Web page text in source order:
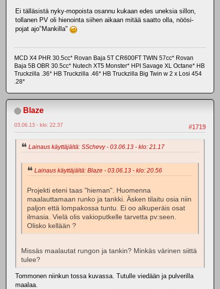
Ei tälläsistä nyky-mopoista osannu kukaan edes uneksia sillon,
tollanen PV oli hienointa siihen aikaan mitää saatto olla, nöösi-
pojat ajo"Mankilla"
MCD X4 PHR 30.5cc* Rovan Baja 5T CR600FT TWIN 57cc* Rovan
Baja 5B OBR 30.5cc* Nutech XT5 Monster* HPI Savage XL Octane* HB
Truckzilla .36* HB Truckzilla .46* HB Truckzilla Big Twin w 2 x Losi 454
.28*
Blaze
#1719
03.06.13 - klo: 22.37
Lainaus käyttäjältä: SSchevy - 03.06.13 - klo: 21.17
Lainaus käyttäjältä: Blaze - 03.06.13 - klo: 20.56
Projekti eteni taas "hieman". Huomenna
maalauttamaan runko ja tankki. Äsken tilaitu osia niin
paljon että lompakossa tuntu. Ei oo alkuperäis osat
ilmasia. Vielä olis vakioputkelle tarvetta pv:seen.
Olisko kellään ?
Missäs maalautat rungon ja tankin? Minkäs värinen siittä
tulee?
Tommonen niinkun tossa kuvassa. Tutulle viedään ja pulverilla
maalaa.